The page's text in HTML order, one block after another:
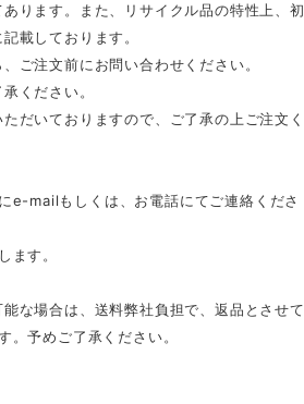
ります。また、リサイクル品の特性上、初
載しております。
ご注文前にお問い合わせください。
ください。
だいておりますので、ご了承の上ご注文く
e-mailもしくは、お電話にてご連絡くださ
ます。
な場合は、送料弊社負担で、返品とさせて
予めご了承ください。